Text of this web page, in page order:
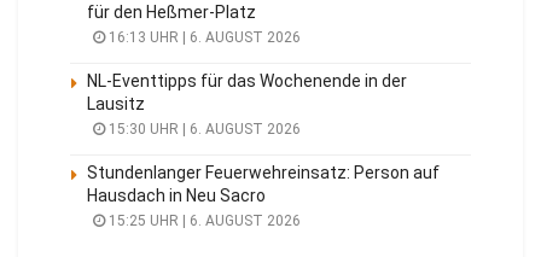
für den Heßmer-Platz
16:13 UHR | 6. AUGUST 2026
NL-Eventtipps für das Wochenende in der
Lausitz
15:30 UHR | 6. AUGUST 2026
Stundenlanger Feuerwehreinsatz: Person auf
Hausdach in Neu Sacro
15:25 UHR | 6. AUGUST 2026